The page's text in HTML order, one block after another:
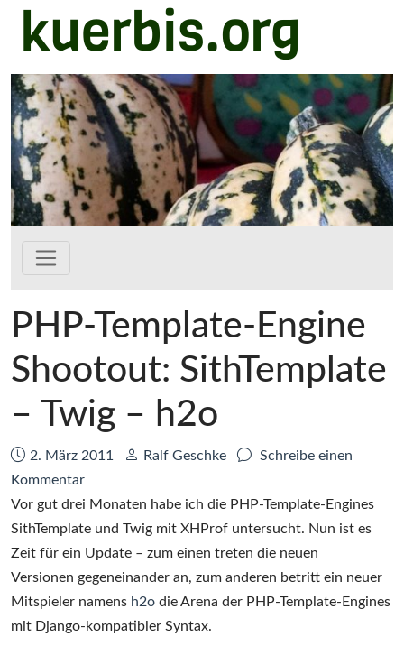
Zum Hauptinhalt springen
kuerbis.org
PHP-Template-Engine
Shootout: SithTemplate
– Twig – h2o
Datum:
2. März 2011 Autor:
Ralf Geschke
Schreibe einen
Kommentarzu
PHP-
Template-
Engine
Shootout:
SithTemplate
–
Vor gut drei Monaten habe ich die PHP-Template-Engines
SithTemplate und Twig mit XHProf untersucht. Nun ist es
Zeit für ein Update – zum einen treten die neuen
Versionen gegeneinander an, zum anderen betritt ein neuer
Mitspieler namens h2o die Arena der PHP-Template-Engines
mit Django-kompatibler Syntax.